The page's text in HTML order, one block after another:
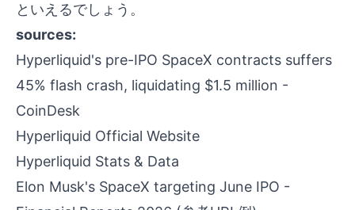
といえるでしょう。
sources:
Hyperliquid's pre-IPO SpaceX contracts suffers
45% flash crash, liquidating $1.5 million -
CoinDesk
Hyperliquid Official Website
Hyperliquid Stats & Data
Elon Musk's SpaceX targeting June IPO -